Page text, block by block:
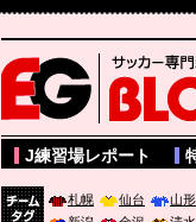
サッカー専門新聞
J練習場レポート
札幌 仙台 山形